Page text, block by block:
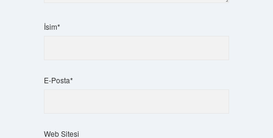
İsim*
E-Posta*
Web Sitesi